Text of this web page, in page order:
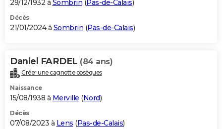
29/12/1932 à Sombrin (Pas-de-Calais)
Décès
21/01/2024 à Sombrin (Pas-de-Calais)
Daniel FARDEL (84 ans)
Créer une cagnotte obsèques
Naissance
15/08/1938 à Merville (Nord)
Décès
07/08/2023 à Lens (Pas-de-Calais)